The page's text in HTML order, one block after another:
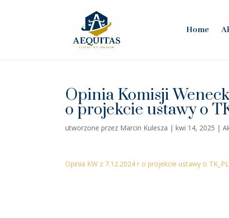
Home
Opinia Komisji
o projekcie ustawy o
utworzone przez Marcin Kulesza |kwi 14, 2025 |
Opinia KW z 7.12.2024 r o projekcie ustawy o TK_PL